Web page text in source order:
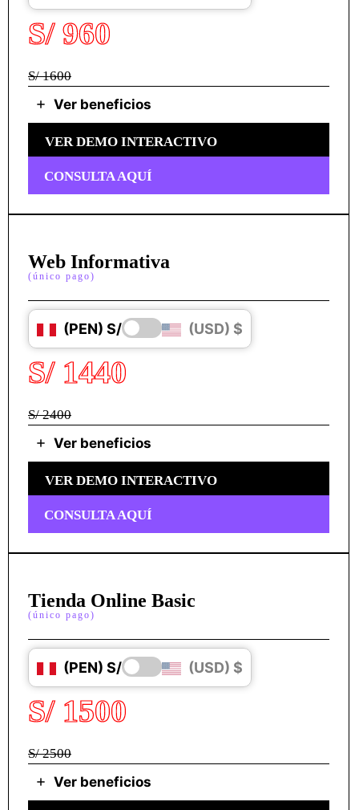
S/ 960
S/ 1600
Ver beneficios
VER DEMO INTERACTIVO
CONSULTA AQUÍ
Web Informativa
(único pago)
(PEN) S/ (USD) $
S/ 1440
S/ 2400
Ver beneficios
VER DEMO INTERACTIVO
CONSULTA AQUÍ
Tienda Online Basic
(único pago)
(PEN) S/ (USD) $
S/ 1500
S/ 2500
Ver beneficios